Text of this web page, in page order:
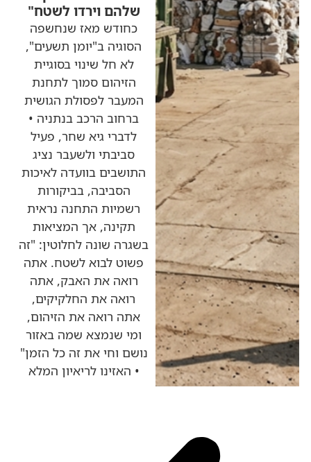
שלהם וירדו לשטח"
כחודש מאז שנחשפה
הסוגיה ב"יומן תשעים",
לא חל שינוי בסוגיית
הזיהום סמוך לתחנת
המעבר לפסולת הגושית
ברחוב הרכב בנתניה •
לדברי גיא שחר, פעיל
סביבתי ולשעבר נציג
התושבים בוועדה לאיכות
הסביבה, בביקורות
רשמיות התחנה נראית
תקינה, אך המציאות
בשגרה שונה לחלוטין: "זה
פשוט לבוא לשטח. אתה
רואה את האבק, אתה
רואה את החלקיקים,
אתה רואה את הזיהום,
ומי שנמצא שמה באזור
נושם וחי את זה כל הזמן"
• האזינו לריאיון המלא